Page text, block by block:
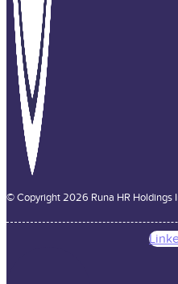
© Copyright 2026 Runa HR Holdings